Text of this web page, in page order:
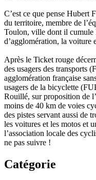
C’est ce que pense Hubert
du territoire, membre de
Toulon, ville dont il cumule
d’agglomération, la voiture
Après le Ticket rouge
des usagers des transports
agglomération française
usagers de la bicyclette
Rouillé, sur proposition de
moins de 40 km de voies
des pistes servant aussi de
les voitures et les motos et
l’association locale des
ne pas suivre !
Catégorie